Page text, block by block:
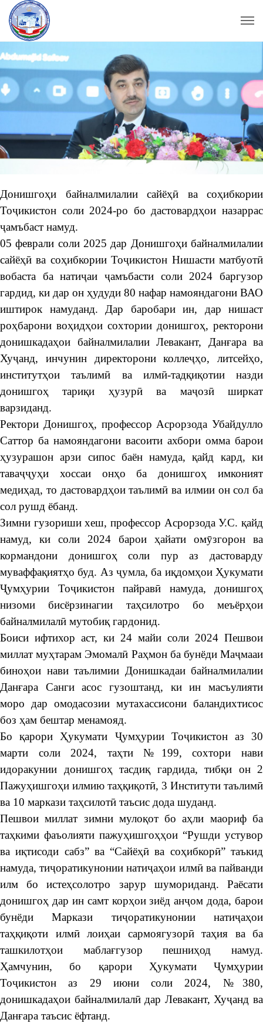
Донишгоҳи байналмилалии сайёҳӣ ва соҳибкории
Тоҷикистон соли 2024-ро бо дастовардҳои назаррас
ҷамъбаст намуд.
05 феврали соли 2025 дар Донишгоҳи байналмилалии
сайёҳӣ ва соҳибкории Тоҷикистон Нишасти матбуотӣ
вобаста ба натиҷаи ҷамъбасти соли 2024 баргузор
гардид, ки дар он ҳудуди 80 нафар намояндагони ВАО
иштирок намуданд. Дар баробари ин, дар нишаст
роҳбарони воҳидҳои сохтории донишгоҳ, ректорони
донишкадаҳои байналмилалии Левакант, Данғара ва
Хуҷанд, инчунин директорони коллеҷҳо, литсейҳо,
институтҳои таълимӣ ва илмӣ-тадқиқотии назди
донишгоҳ тариқи ҳузурӣ ва маҷозӣ ширкат
варзиданд.
Ректори Донишгоҳ, профессор Асрорзода Убайдулло
Саттор ба намояндагони васоити ахбори омма барои
ҳузурашон арзи сипос баён намуда, қайд кард, ки
таваҷҷуҳи хоссаи онҳо ба донишгоҳ имконият
медиҳад, то дастовардҳои таълимӣ ва илмии он сол ба
сол рушд ёбанд.
Зимни гузориши хеш, профессор Асрорзода У.С. қайд
намуд, ки соли 2024 барои ҳайати омӯзгорон ва
кормандони донишгоҳ соли пур аз дастоварду
муваффақиятҳо буд. Аз ҷумла, ба иқдомҳои Ҳукумати
Ҷумҳурии Тоҷикистон пайравӣ намуда, донишгоҳ
низоми бисёрзинагии таҳсилотро бо меъёрҳои
байналмилалӣ мутобиқ гардонид.
Боиси ифтихор аст, ки 24 майи соли 2024 Пешвои
миллат муҳтарам Эмомалӣ Раҳмон ба бунёди Маҷмааи
биноҳои нави таълимии Донишкадаи байналмилалии
Данғара Санги асос гузоштанд, ки ин масъулияти
моро дар омодасозии мутахассисони баландихтисос
боз ҳам бештар менамояд.
Бо қарори Ҳукумати Ҷумҳурии Тоҷикистон аз 30
марти соли 2024, таҳти №199, сохтори нави
идоракунии донишгоҳ тасдиқ гардида, тибқи он 2
Пажуҳишгоҳи илмию таҳқиқотӣ, 3 Институти таълимӣ
ва 10 маркази таҳсилотӣ таъсис дода шуданд.
Пешвои миллат зимни мулоқот бо аҳли маориф ба
таҳкими фаъолияти пажуҳишгоҳҳои “Рушди устувор
ва иқтисоди сабз” ва “Сайёҳӣ ва соҳибкорӣ” таъкид
намуда, тиҷоратикунонии натиҷаҳои илмӣ ва пайванди
илм бо истеҳсолотро зарур шумориданд. Раёсати
донишгоҳ дар ин самт корҳои зиёд анҷом дода, барои
бунёди Маркази тиҷоратикунонии натиҷаҳои
таҳқиқоти илмӣ лоиҳаи сармоягузорӣ таҳия ва ба
ташкилотҳои маблағгузор пешниҳод намуд.
Ҳамчунин, бо қарори Ҳукумати Ҷумҳурии
Тоҷикистон аз 29 июни соли 2024, №380,
донишкадаҳои байналмилалӣ дар Левакант, Хуҷанд ва
Данғара таъсис ёфтанд.